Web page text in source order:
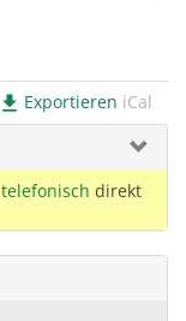
download Exportieren iCal
telefonisch direkt